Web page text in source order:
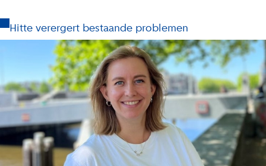
Hitte verergert bestaande problemen